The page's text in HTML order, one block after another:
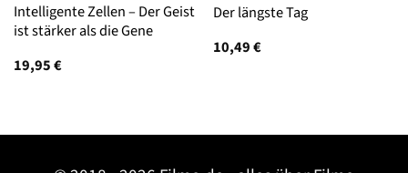
Intelligente Zellen – Der Geist
ist stärker als die Gene
19,95€
Der längste Tag
10,49€